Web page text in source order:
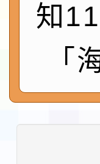
速演
本
第3
告(
檢
程
「
知
「